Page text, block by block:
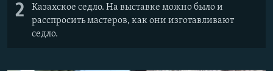
2
Казахское седло. На выставке можно было и
расспросить мастеров, как они изготавливают
седло.